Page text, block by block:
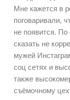
Мне кажется в
поговаривали,
не появится.
сказать не
мужей
соц сетях и
также
съёмочному